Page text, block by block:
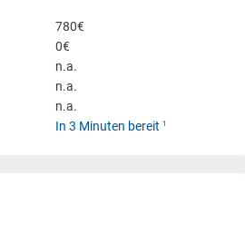
780€
0€
n.a.
n.a.
n.a.
In 3 Minuten bereit 1